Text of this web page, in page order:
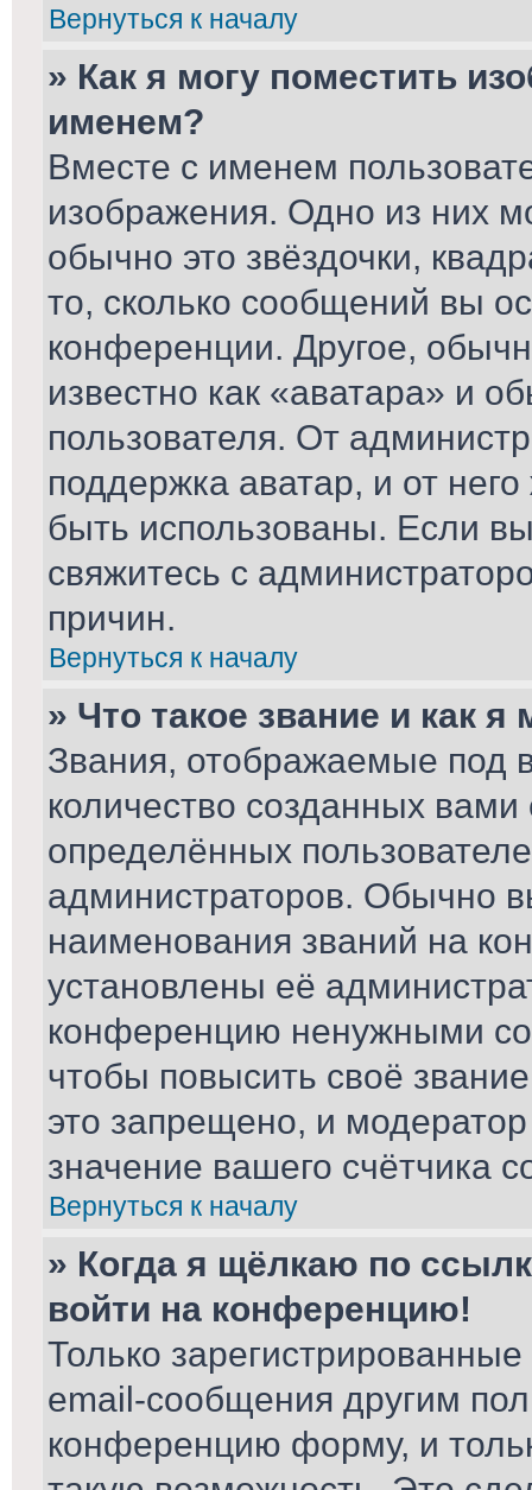
Вернуться к началу
» Как я могу поместить
именем?
Вместе с именем
изображения. Одно из них
обычно это звёздочки,
то, сколько сообщений вы
конференции. Другое,
известно как «аватара» и
пользователя. От
поддержка аватар, и от
быть использованы. Если
свяжитесь с
причин.
Вернуться к началу
» Что такое звание и как я
Звания, отображаемые
количество созданных
определённых
администраторов. Обычно
наименования званий на
установлены её
конференцию ненужными
чтобы повысить своё
это запрещено, и
значение вашего счётчика
Вернуться к началу
» Когда я щёлкаю по
войти на конференцию!
Только
email-сообщения другим
конференцию форму, и